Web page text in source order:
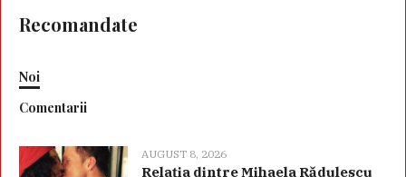
Recomandate
Noi
Comentarii
AUGUST 8, 2026
Relația dintre Mihaela Rădulescu